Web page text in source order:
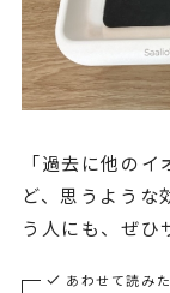
「過去に他の
ど、思うような
う人にも、ぜひ
あわせて読み